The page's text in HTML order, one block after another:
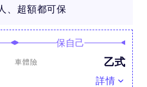
、超額都可保
保自己
車體險 乙式
詳情